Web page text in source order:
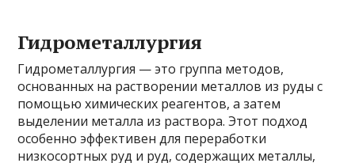
Гидрометаллургия
Гидрометаллургия — это группа методов,
основанных на растворении металлов из руды с
помощью химических реагентов, а затем
выделении металла из раствора. Этот подход
особенно эффективен для переработки
низкосортных руд и руд, содержащих металлы,